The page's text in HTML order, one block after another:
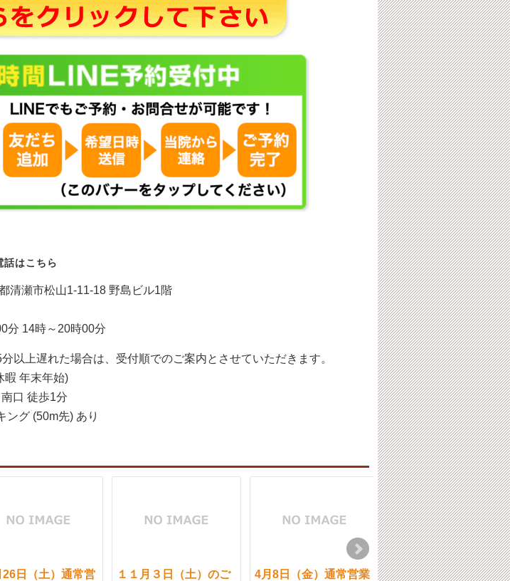
話はこちら
清瀬市松山1-11-18 野島ビル1階
分 14時～20時00分
以上遅れた場合は、受付順でのご案内とさせていただきます。
暇 年末年始)
口 徒歩1分
ング (50m先) あり
26日（土）通常営
１１月３日（土）のご
4月8日（金）通常営業
6月22日（土）通常営